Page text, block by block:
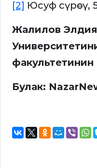
[2] Юсуф сүрөсү,
Жалилов
Булак: